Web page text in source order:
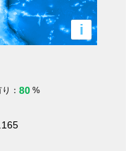
i
： 80 %